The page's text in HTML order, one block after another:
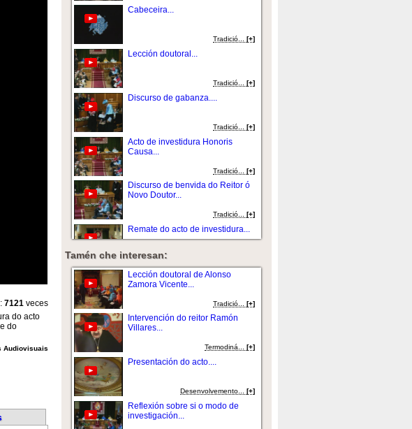
7121 veces
do acto
do
Audiovisuais
Cabeceira...
Tradició... [+]
Lección doutoral...
Tradició...[+]
Discurso de gabanza....
Tradició...[+]
Acto de investidura Honoris
Causa...
Tradició...[+]
Discurso de benvida do Reitor ó
Novo Doutor...
Tradició...[+]
Remate do acto de investidura...
Tamén che interesan:
Lección doutoral de Alonso
Zamora Vicente...
Tradició...[+]
Intervención do reitor Ramón
Villares...
Termodiná... [+]
Presentación do acto....
Desenvolvemento...[+]
Reflexión sobre si o modo de
investigación...